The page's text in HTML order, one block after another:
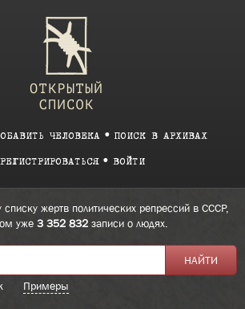
ЧЕЛОВЕКА ПОИСК В АРХИВАХ
ВОЙТИ
жертв политических репрессий в СССР,
уже 3 352 832записи о людях.
Примеры